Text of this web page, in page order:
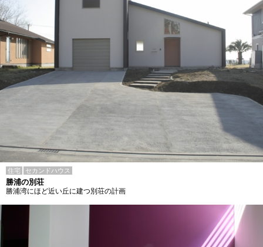
住宅 セカンドハウス
勝浦の別荘
勝浦湾にほど近い丘に建つ別荘の計画